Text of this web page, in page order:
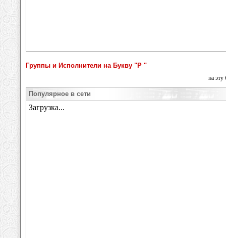
Группы и Исполнители на Букву "Р "
на эту
Популярное в сети